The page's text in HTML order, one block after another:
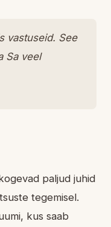
vastuseid. See
Sa veel
paljud juhid
tegemisel.
kus saab